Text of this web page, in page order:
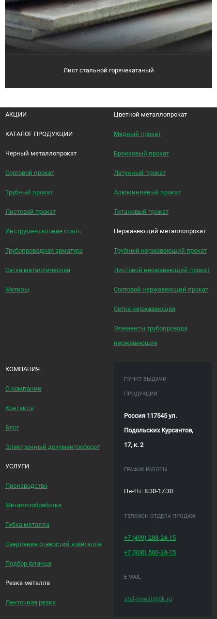
Лист стальной горячекатаный
АКЦИИ
КАТАЛОГ ПРОДУКЦИИ
Черный металлопрокат
Сортовой прокат
Трубный прокат
Листовой прокат
Инструментальная сталь
Трубопроводная арматура
Сетка металлическая
Метизы
Цветной металлопрокат
Медный прокат
Бронзовый прокат
Латунный прокат
Алюминиевый прокат
Титановый прокат
Нержавеющий металлопрокат
Трубный нержавеющий прокат
Листовой нержавеющий прокат
Сортовой нержавеющий прокат
Сетка нержавеющая
Элементы трубопровода
нержавеющие
КОМПАНИЯ
О компании
Контакты
Блог
Электронный документооборот
УСЛУГИ
Производство
Металлообработка
Гибка металла
Сверление отверстий в металле
Подбор фланца
Резка металла
Ленточная резка
ПУНКТ ВЫДАЧИ
ПРОДУКЦИИ
Россия 117545 ул.
Подольских Курсантов,
17, к. 2
ГРАФИК РАБОТЫ
Пн-Пт: 8:30-17:30
ТЕЛЕФОН ОТДЕЛА ПРОДАЖ
+7 (499) 288-24-15
+7 (800) 500-24-15
E-MAIL
stal-invest@bk.ru